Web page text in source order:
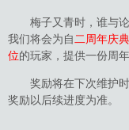
梅子又青时，谁与论
我们将会为自 二周年庆
位的玩家，提供一份周年
奖励将在下次维护时
奖励以后续进度为准。